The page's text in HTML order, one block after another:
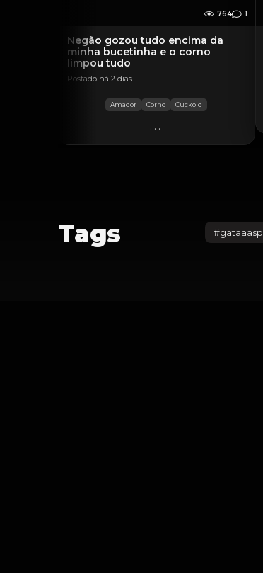
764 1
Negão gozou tudo encima da
minha bucetinha e o corno
limpou tudo
Postado há 2 dias
Amador Corno Cuckold
...
Tags #gataaasp